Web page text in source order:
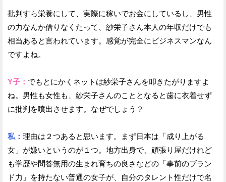
批判すら栄養にして、実際に稼いでお金にしているし、男性
の力なんか借りなくたって、紗栄子さん本人の年収だけでも
相当あると言われています。感覚が完全にビジネスマンなん
ですよね。
Y子： でもとにかくネットは紗栄子さんを叩きたがりますよ
ね。男性も女性も、紗栄子さんのこととなると歯に衣着せず
に批判を噴出させます。なぜでしょう？
私： 理由は２つあると思います。まず日本は「成り上がる
女」が嫌いというのが１つ。地方出身で、頑張り屋だけれど
も学歴や問答無用の生まれ育ちの良さなどの「事前のブラン
ド力」を持たない普通の女子が、自分のタレント性だけで名